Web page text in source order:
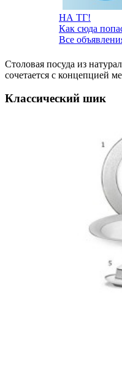
НА ТГ!
Как сюда
Все
Столовая посуда из
сочетается с концепцией
Классический шик